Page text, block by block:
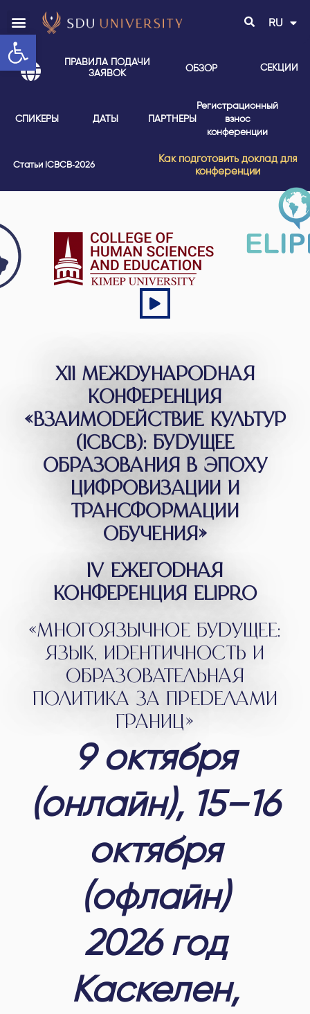
Открыть панель инструментов
RU
EN
ПРАВИЛА ПОДАЧИ
ЗАЯВОК
ОБЗОР СЕКЦИИ
СПИКЕРЫ ДАТЫ ПАРТНЕРЫ
Регистрационный
взнос
конференции
Статьи ICBCB‑2026
Как подготовить доклад для
конференции
XII МЕЖДУНАРОДНАЯ
КОНФЕРЕНЦИЯ
«ВЗАИМОДЕЙСТВИЕ КУЛЬТУР
(ICBCB): БУДУЩЕЕ
ОБРАЗОВАНИЯ В ЭПОХУ
ЦИФРОВИЗАЦИИ И
ТРАНСФОРМАЦИИ
ОБУЧЕНИЯ»
IV ЕЖЕГОДНАЯ
КОНФЕРЕНЦИЯ ELIPRO
«МНОГОЯЗЫЧНОЕ БУДУЩЕЕ:
ЯЗЫК, ИДЕНТИЧНОСТЬ И
ОБРАЗОВАТЕЛЬНАЯ
ПОЛИТИКА ЗА ПРЕДЕЛАМИ
ГРАНИЦ»
9 октября
(онлайн), 15–16
октября
(офлайн)
2026 год
Каскелен,